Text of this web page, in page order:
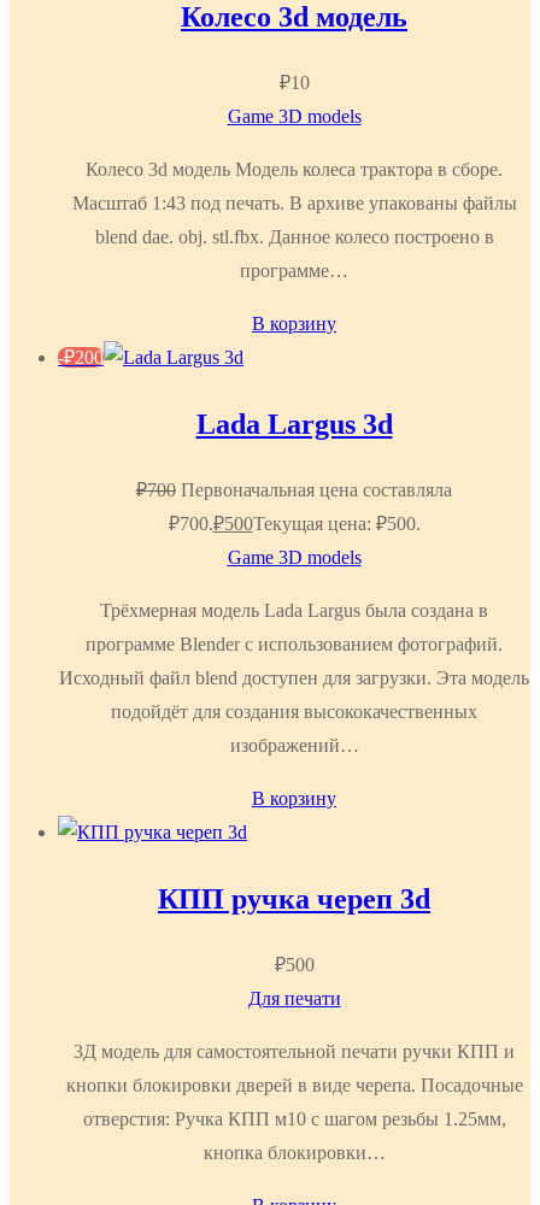
Колесо 3d модель
₽10
Game 3D models
Колесо 3d модель Модель колеса трактора в сборе.
Масштаб 1:43 под печать. В архиве упакованы файлы
blend dae. obj. stl.fbx. Данное колесо построено в
программе…
В корзину
-₽200
Lada Largus 3d
₽700 Первоначальная цена составляла
₽700.₽500Текущая цена: ₽500.
Game 3D models
Трёхмерная модель Lada Largus была создана в
программе Blender с использованием фотографий.
Исходный файл blend доступен для загрузки. Эта модель
подойдёт для создания высококачественных
изображений…
В корзину
КПП ручка череп 3d
₽500
Для печати
3Д модель для самостоятельной печати ручки КПП и
кнопки блокировки дверей в виде черепа. Посадочные
отверстия: Ручка КПП м10 с шагом резьбы 1.25мм,
кнопка блокировки…